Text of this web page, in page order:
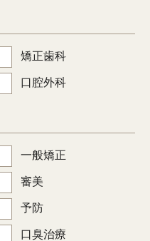
矯正歯科
口腔外科
一般矯正
審美
予防
口臭治療